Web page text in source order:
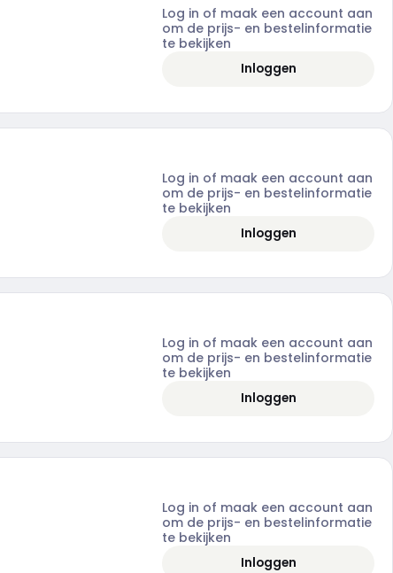
Log in of maak een account aan
om de prijs- en bestelinformatie
te bekijken
Inloggen
Log in of maak een account aan
om de prijs- en bestelinformatie
te bekijken
Inloggen
Log in of maak een account aan
om de prijs- en bestelinformatie
te bekijken
Inloggen
Log in of maak een account aan
om de prijs- en bestelinformatie
te bekijken
Inloggen